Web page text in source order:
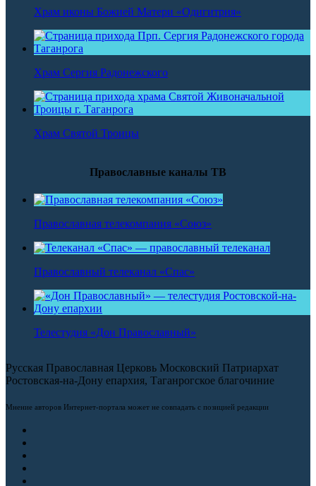
Храм иконы Божией Матери «Одигитрия»
Храм Сергия Радонежского
Храм Святой Троицы
Православные каналы ТВ
Православная телекомпания «Союз»
Православный телеканал «Спас»
Телестудия «Дон Православный»
Русская Православная Церковь Московский Патриархат
Ростовская-на-Дону епархия, Таганрогское благочиние
Мнение авторов Интернет-портала может не совпадать с позицией редакции